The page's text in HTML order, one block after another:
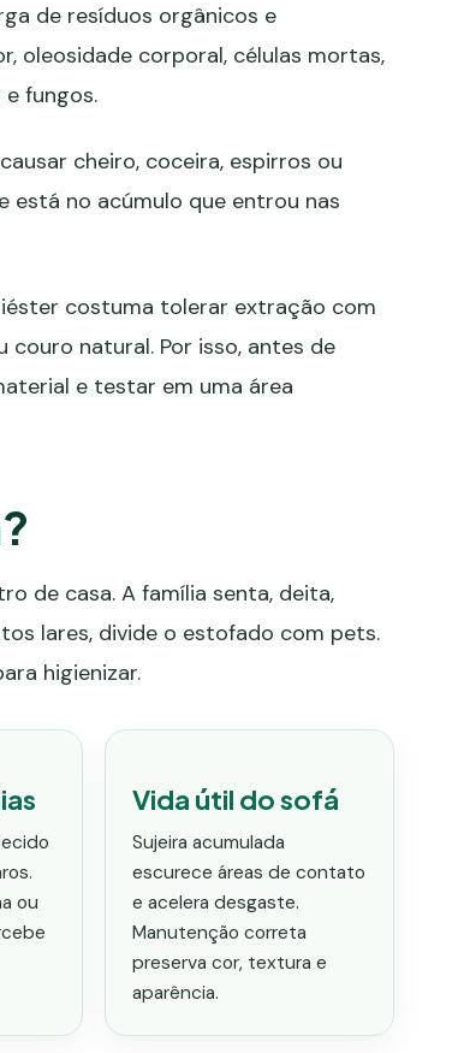
de resíduos orgânicos e
oleosidade corporal, células mortas,
fungos.
cheiro, coceira, espirros ou
está no acúmulo que entrou nas
costuma tolerar extração com
couro natural. Por isso, antes de
e testar em uma área
de casa. A família senta, deita,
lares, divide o estofado com pets.
higienizar.
ou
Vida útil do sofá
Sujeira acumulada
escurece áreas de contato
e acelera desgaste.
Manutenção correta
preserva cor, textura e
aparência.